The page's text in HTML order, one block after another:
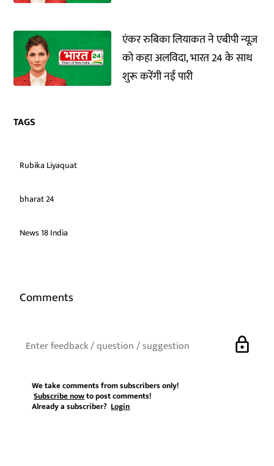
एंकर रुबिका लियाकत ने एबीपी न्यूज़
को कहा अलविदा, भारत 24 के साथ
शुरू करेंगी नई पारी
TAGS
Rubika Liyaquat
bharat 24
News 18 India
Comments
lock
We take comments from subscribers only!
Subscribe nowto post comments!
Already a subscriber?Login